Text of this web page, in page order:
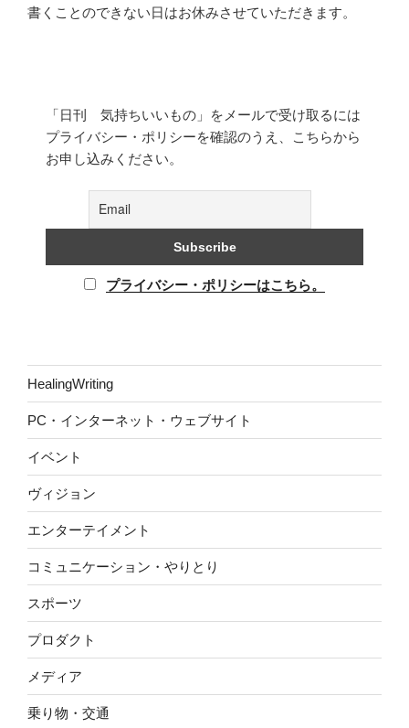
書くことのできない日はお休みさせていただきます。
「日刊 気持ちいいもの」をメールで受け取るには
プライバシー・ポリシーを確認のうえ、こちらから
お申し込みください。
プライバシー・ポリシーはこちら。
HealingWriting
PC・インターネット・ウェブサイト
イベント
ヴィジョン
エンターテイメント
コミュニケーション・やりとり
スポーツ
プロダクト
メディア
乗り物・交通